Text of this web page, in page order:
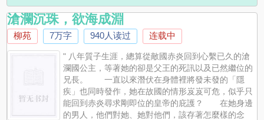
滄瀾沉珠，欲海成淵
柳苑 7万字 940人读过 连载中
" 八年質子生涯，總算從敵國赤炎回到心繫已久的滄
瀾國公主，等著她的卻是父王的死訊以及已然繼位的
兄長。 一直以來潛伏在身體裡將發未發的「隱
疾」也同時發作，她在故國的情形岌岌可危，似乎只
能回到赤炎尋求剛即位的皇帝的庇護？ 在她身邊
的男人，他們對她、她對他們，該存著怎麼樣的念